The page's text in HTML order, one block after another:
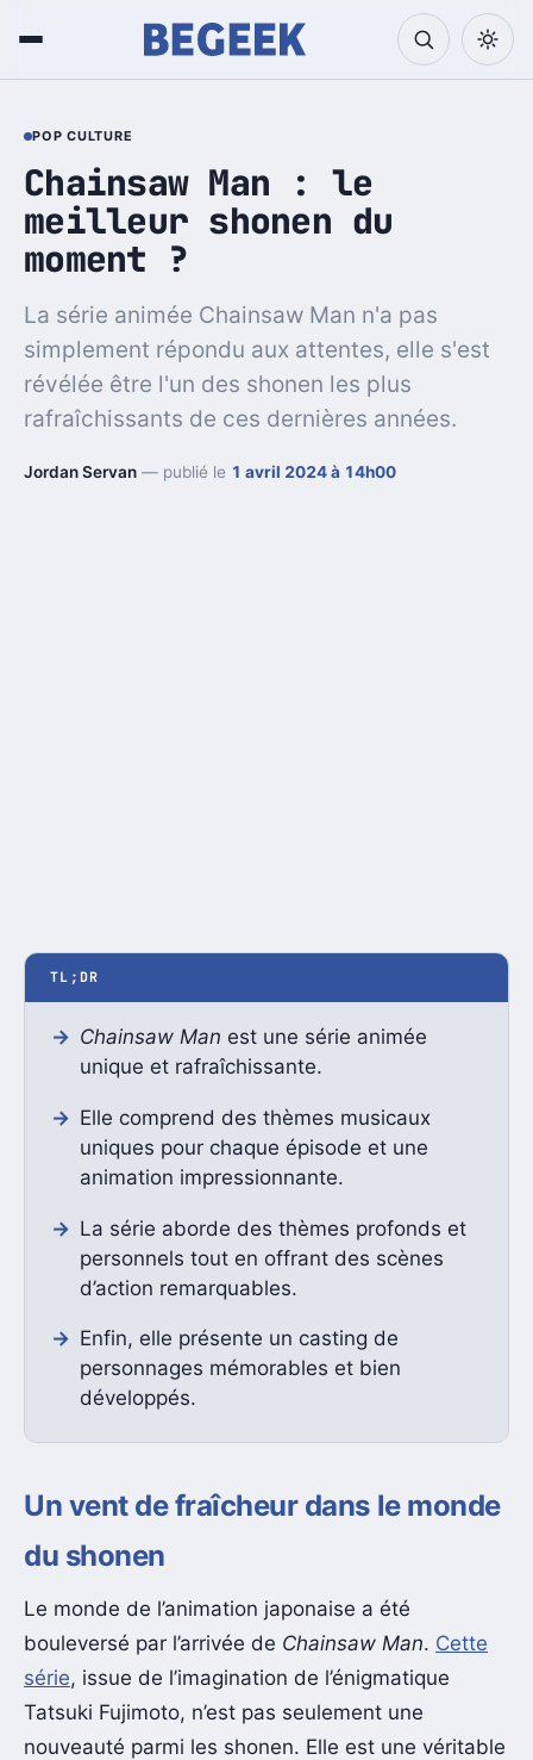
POP CULTURE
Chainsaw Man : le
meilleur shonen du
moment ?
La série animée Chainsaw Man n'a pas
simplement répondu aux attentes, elle s'est
révélée être l'un des shonen les plus
rafraîchissants de ces dernières années.
Jordan Servan — publié le 1 avril 2024 à 14h00
TL;DR
Chainsaw Man est une série animée
unique et rafraîchissante.
Elle comprend des thèmes musicaux
uniques pour chaque épisode et une
animation impressionnante.
La série aborde des thèmes profonds et
personnels tout en offrant des scènes
d’action remarquables.
Enfin, elle présente un casting de
personnages mémorables et bien
développés.
Un vent de fraîcheur dans le monde
du shonen
Le monde de l’animation japonaise a été
bouleversé par l’arrivée de Chainsaw Man. Cette
série, issue de l’imagination de l’énigmatique
Tatsuki Fujimoto, n’est pas seulement une
nouveauté parmi les shonen. Elle est une véritable